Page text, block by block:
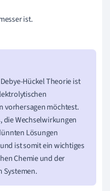
ist.
Hückel Theorie ist
vorhersagen möchtest.
die Wechselwirkungen
Lösungen
ist somit ein wichtiges
Chemie und der
Systemen.